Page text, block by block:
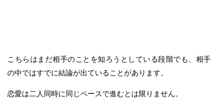
こちらはまだ相手のことを知ろうとしている段階でも、相手
の中ではすでに結論が出ていることがあります。
恋愛は二人同時に同じペースで進むとは限りません。